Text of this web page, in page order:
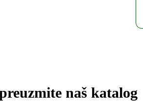
naš katalog